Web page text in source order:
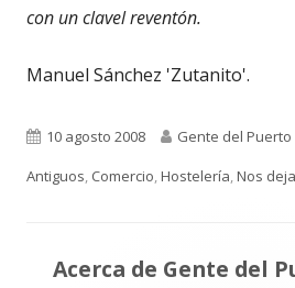
con un clavel reventón.
Manuel Sánchez 'Zutanito'.
Publicado
el
10 agosto 2008 Autor
Gente del Puerto
Antiguos, Comercio,Hostelería,Nos
Acerca de Gente del